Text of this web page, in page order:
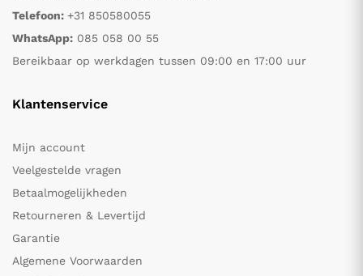
Telefoon: +31 850580055
WhatsApp: 085 058 00 55
Bereikbaar op werkdagen tussen 09:00 en 17:00 uur
Klantenservice
Mijn account
Veelgestelde vragen
Betaalmogelijkheden
Retourneren & Levertijd
Garantie
Algemene Voorwaarden